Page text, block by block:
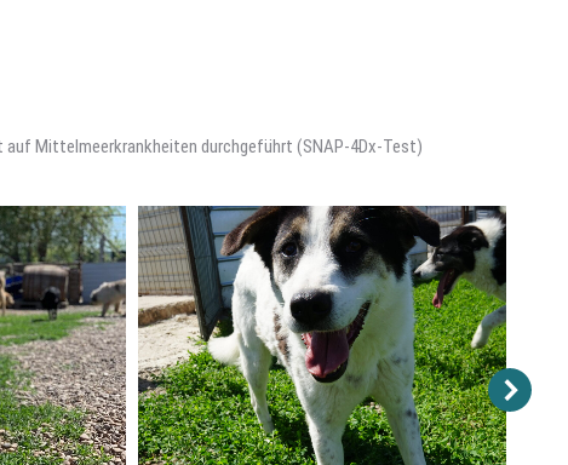
auf Mittelmeerkrankheiten durchgeführt (SNAP-4Dx-Test)